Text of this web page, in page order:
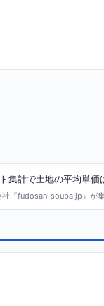
計で土地の平均単価
『fudosan-souba.jp』が